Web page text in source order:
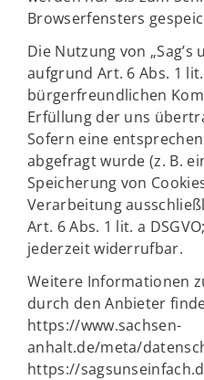
Browserfensters
Die Nutzung von
aufgrund Art. 6 Abs. 1
bürgerfreundlichen
Erfüllung der uns
Sofern eine
abgefragt wurde (z. B.
Speicherung von
Verarbeitung
Art. 6 Abs. 1 lit. a
jederzeit widerrufbar.
Weitere Informationen
durch den Anbieter
https://www.sachsen-
anhalt.de/meta/
https://